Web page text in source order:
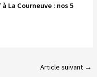
La Courneuve : nos 5
Article suivant →